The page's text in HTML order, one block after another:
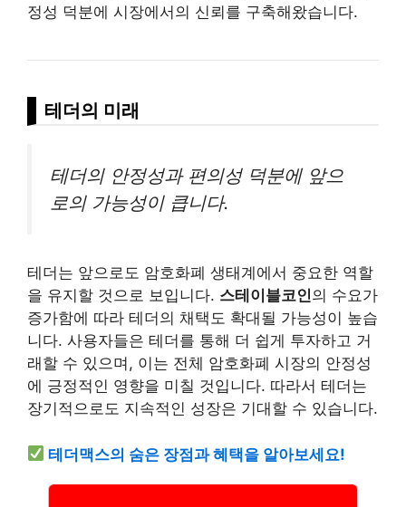
정성 덕분에 시장에서의 신뢰를 구축해왔습니다.
테더의 미래
테더의 안정성과 편의성 덕분에 앞으
로의 가능성이 큽니다.
테더는 앞으로도 암호화폐 생태계에서 중요한 역할
을 유지할 것으로 보입니다. 스테이블코인의 수요가
증가함에 따라 테더의 채택도 확대될 가능성이 높습
니다. 사용자들은 테더를 통해 더 쉽게 투자하고 거
래할 수 있으며, 이는 전체 암호화폐 시장의 안정성
에 긍정적인 영향을 미칠 것입니다. 따라서 테더는
장기적으로도 지속적인 성장은 기대할 수 있습니다.
테더맥스의 숨은 장점과 혜택을 알아보세요!